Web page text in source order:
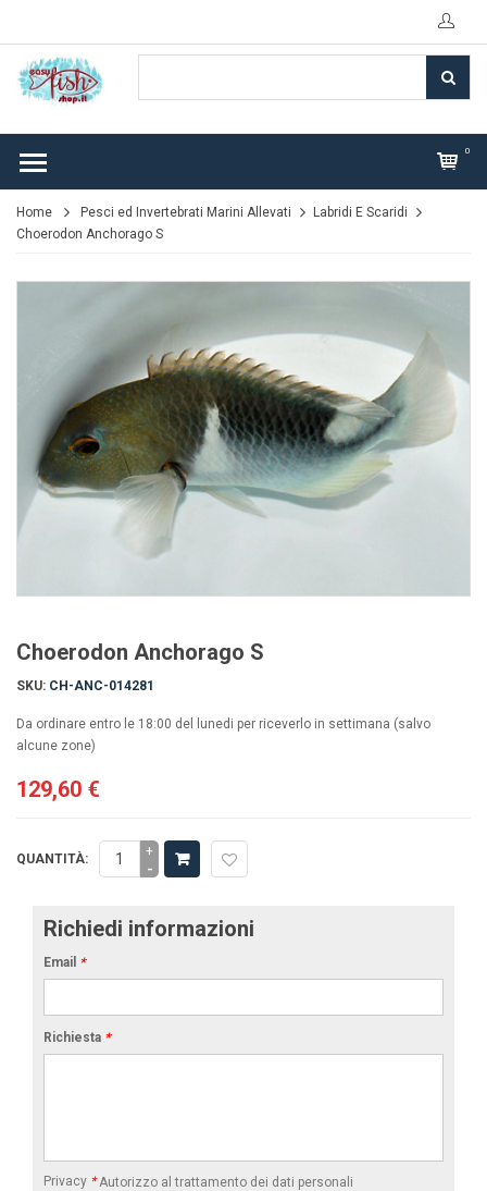
0
Home Pesci ed Invertebrati Marini Allevati
Labridi E Scaridi
Choerodon Anchorago S
Choerodon Anchorago S
SKU: CH-ANC-014281
Da ordinare entro le 18:00 del lunedi per riceverlo in settimana (salvo
alcune zone)
129,60 €
QUANTITÀ: +
-
Richiedi informazioni
Email *
Richiesta *
Privacy * Autorizzo al trattamento dei dati personali